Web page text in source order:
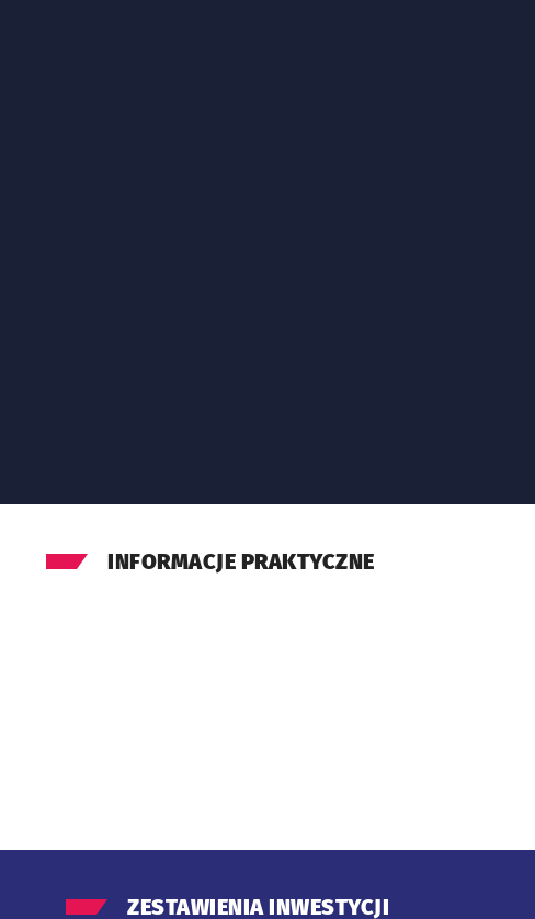
INFORMACJE PRAKTYCZNE
ZESTAWIENIA INWESTYCJI